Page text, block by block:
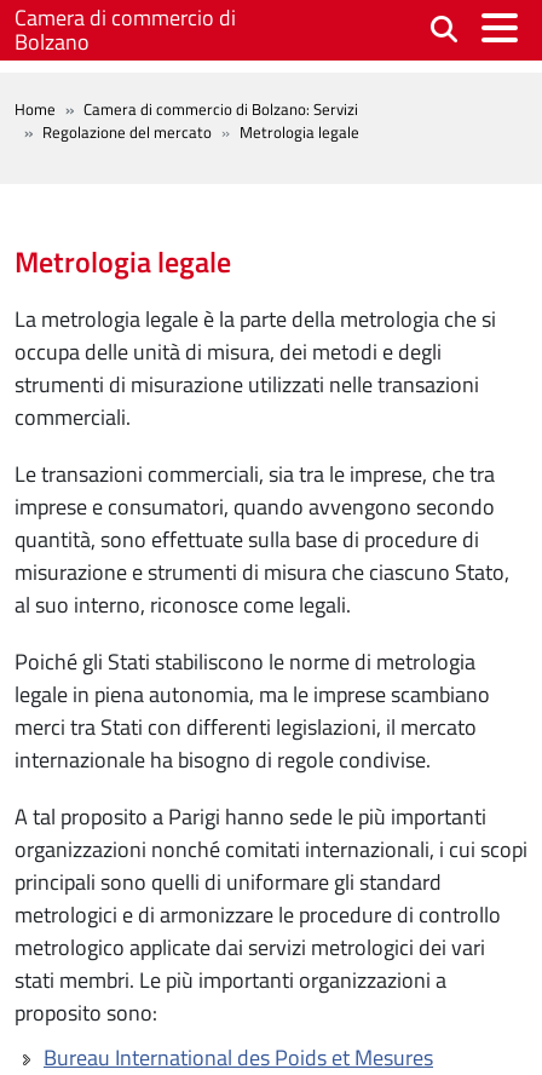
Salta al contenuto principale
Camera di commercio di
Bolzano
BREADCRUMB
Home
Camera di commercio di Bolzano: Servizi
Regolazione del mercato
Metrologia legale
Metrologia legale
La metrologia legale è la parte della metrologia che si
occupa delle unità di misura, dei metodi e degli
strumenti di misurazione utilizzati nelle transazioni
commerciali.
Le transazioni commerciali, sia tra le imprese, che tra
imprese e consumatori, quando avvengono secondo
quantità, sono effettuate sulla base di procedure di
misurazione e strumenti di misura che ciascuno Stato,
al suo interno, riconosce come legali.
Poiché gli Stati stabiliscono le norme di metrologia
legale in piena autonomia, ma le imprese scambiano
merci tra Stati con differenti legislazioni, il mercato
internazionale ha bisogno di regole condivise.
A tal proposito a Parigi hanno sede le più importanti
organizzazioni nonché comitati internazionali, i cui scopi
principali sono quelli di uniformare gli standard
metrologici e di armonizzare le procedure di controllo
metrologico applicate dai servizi metrologici dei vari
stati membri. Le più importanti organizzazioni a
proposito sono:
Bureau International des Poids et Mesures